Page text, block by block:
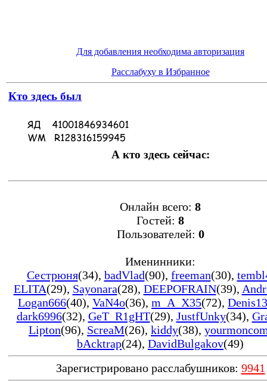
Для добавления необходима авторизация
Расслабуху в Избранное
Кто здесь был
А кто здесь сейчас:
Онлайн всего: 8
Гостей: 8
Пользователей: 0
Именинники:
Сестрюня(34), badVlad(90), freeman(30),
ELITA(29), Sayonara(28), DEEPOFRAIN(39),
Logan666(40), VaN4o(36), m_A_X35(72),
dark6996(32), GeT_R1gHT(29), JustfUnky(34),
Lipton(96), ScreaM(26), kiddy(38),
bAcktrap(24), DavidBulgakov(49)
Зарегистрировано расслабушников: 9941